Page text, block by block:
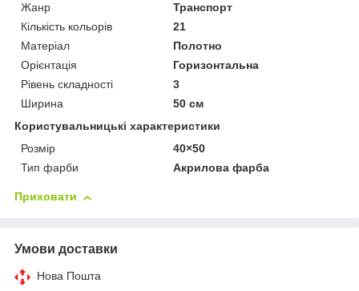
Жанр
Транспорт
Кількість кольорів
21
Матеріал
Полотно
Орієнтація
Горизонтальна
Рівень складності
3
Ширина
50 см
Користувальницькі характеристики
Розмір
40×50
Тип фарби
Акрилова фарба
Приховати
Умови доставки
Нова Пошта